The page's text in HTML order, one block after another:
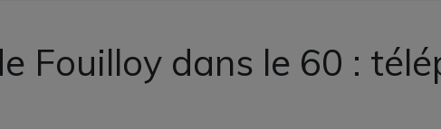
Fouilloy dans le 60 :